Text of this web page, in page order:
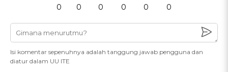
0 0 0 0 0 0
Isi komentar sepenuhnya adalah tanggung jawab pengguna dan
diatur dalam UU ITE